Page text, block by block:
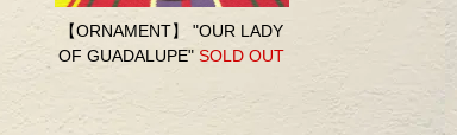
【ORNAMENT】 "OUR LADY
OF GUADALUPE" SOLD OUT